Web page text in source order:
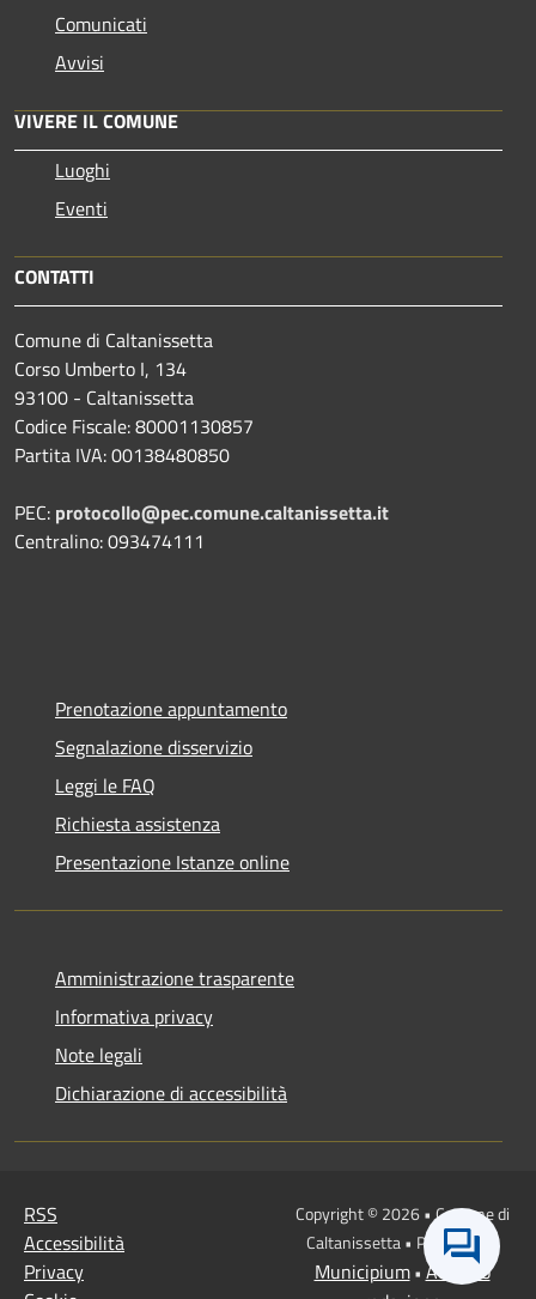
Comunicati
Avvisi
VIVERE IL COMUNE
Luoghi
Eventi
CONTATTI
Comune di Caltanissetta
Corso Umberto I, 134
93100 - Caltanissetta
Codice Fiscale: 80001130857
Partita IVA: 00138480850
PEC: protocollo@pec.comune.caltanissetta.it
Centralino: 093474111
Prenotazione appuntamento
Segnalazione disservizio
Leggi le FAQ
Richiesta assistenza
Presentazione Istanze online
Amministrazione trasparente
Informativa privacy
Note legali
Dichiarazione di accessibilità
RSS
Accessibilità
Privacy
Copyright © 2026 • Comune di
Caltanissetta • Powered by
Municipium• Accesso